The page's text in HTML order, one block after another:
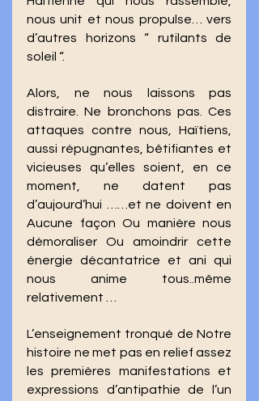
nous unit et nous propulse… vers
d’autres horizons “ rutilants de
soleil “.
Alors, ne nous laissons pas
distraire. Ne bronchons pas. Ces
attaques contre nous, Haïtiens,
aussi répugnantes, bêtifiantes et
vicieuses qu’elles soient, en ce
moment, ne datent pas
d’aujourd’hui ……et ne doivent en
Aucune façon Ou manière nous
démoraliser Ou amoindrir cette
énergie décantatrice et ani qui
nous anime tous..même
relativement …
L’enseignement tronqué de Notre
histoire ne met pas en relief assez
les premières manifestations et
expressions d’antipathie de l’un